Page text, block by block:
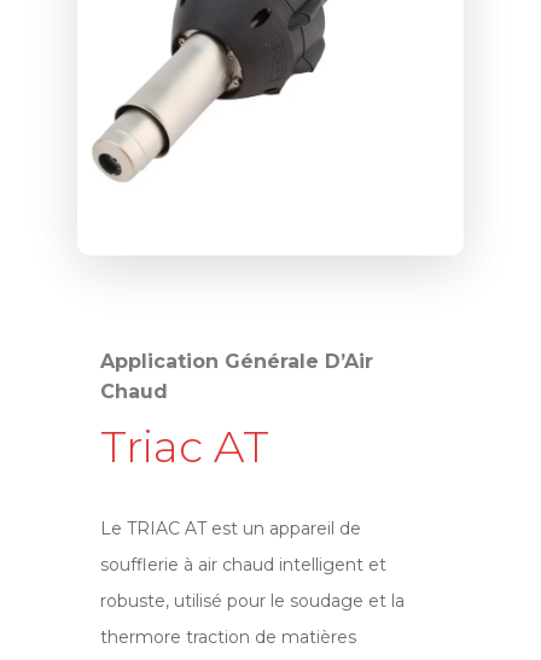
Application Générale D’Air
Chaud
Triac AT
Le TRIAC AT est un appareil de
soufflerie à air chaud intelligent et
robuste, utilisé pour le soudage et la
thermore traction de matières